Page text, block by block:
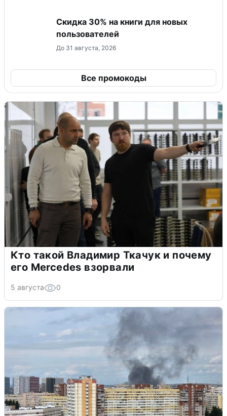
Скидка 30% на книги для новых
пользователей
До 31 августа, 2026
Все промокоды
Кто такой Владимир Ткачук и почему
его Mercedes взорвали
5 августа 0